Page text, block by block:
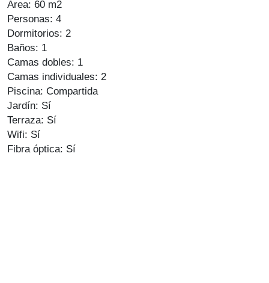
Área: 60 m2
Personas: 4
Dormitorios: 2
Baños: 1
Camas dobles: 1
Camas individuales: 2
Piscina: Compartida
Jardín: Sí
Terraza: Sí
Wifi: Sí
Fibra óptica: Sí